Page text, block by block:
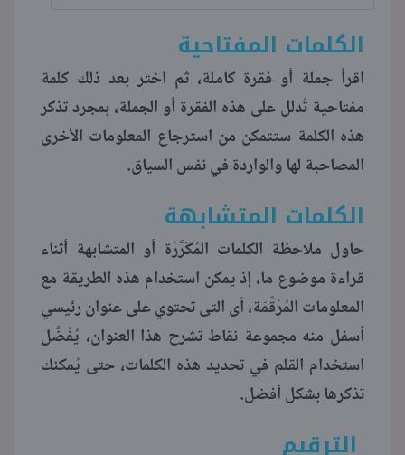
الكلمات المفتاحية
اقرأ جملة أو فقرة كاملة، ثم اختر بعد ذلك كلمة
مفتاحية تُدلل على هذه الفقرة أو الجملة، بمجرد تذكر
هذه الكلمة ستتمكن من استرجاع المعلومات الأخرى
المصاحبة لها والواردة في نفس السياق.
الكلمات المتشابهة
حاول ملاحظة الكلمات المُكَرَّرَة أو المتشابهة أثناء
قراءة موضوع ما، إذ يمكن استخدام هذه الطريقة مع
المعلومات المُرَقَّمَة، أى التى تحتوي على عنوان رئيسي
أسفل منه مجموعة نقاط تشرح هذا العنوان، يُفَضَّل
استخدام القلم في تحديد هذه الكلمات، حتى يُمكنك
تذكرها بشكل أفضل.
الترقيم